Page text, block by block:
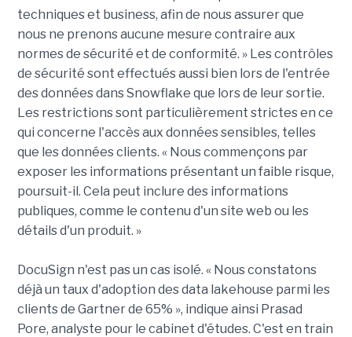
techniques et business, afin de nous assurer que
nous ne prenons aucune mesure contraire aux
normes de sécurité et de conformité. » Les contrôles
de sécurité sont effectués aussi bien lors de l'entrée
des données dans Snowflake que lors de leur sortie.
Les restrictions sont particulièrement strictes en ce
qui concerne l'accès aux données sensibles, telles
que les données clients. « Nous commençons par
exposer les informations présentant un faible risque,
poursuit-il. Cela peut inclure des informations
publiques, comme le contenu d'un site web ou les
détails d'un produit. »
DocuSign n'est pas un cas isolé. « Nous constatons
déjà un taux d'adoption des data lakehouse parmi les
clients de Gartner de 65% », indique ainsi Prasad
Pore, analyste pour le cabinet d'études. C'est en train